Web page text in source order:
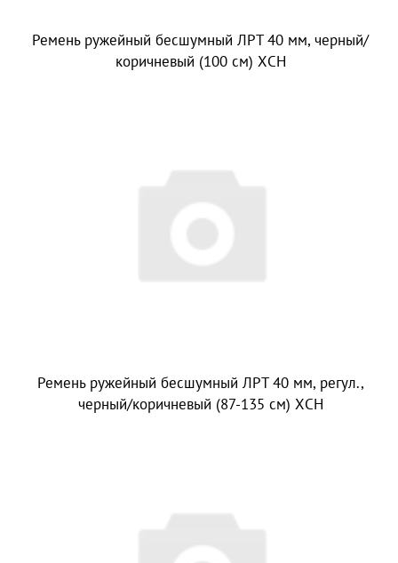
Ремень ружейный бесшумный ЛРТ 40 мм, черный/
коричневый (100 см) ХСН
Ремень ружейный бесшумный ЛРТ 40 мм, регул.,
черный/коричневый (87-135 см) ХСН